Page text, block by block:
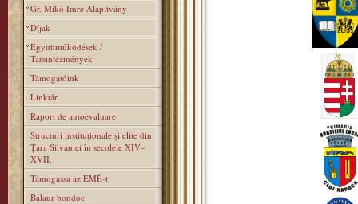
Gr. Mikó Imre Alapitvány
Díjak
Együttműködések /
Társintézmények
Támogatóink
Linktár
Raport de autoevaluare
Structuri instituţionale şi elite din
Ţara Silvaniei în secolele XIV–
XVII.
Támogassa az EMÉ-t
Balaur bondoc